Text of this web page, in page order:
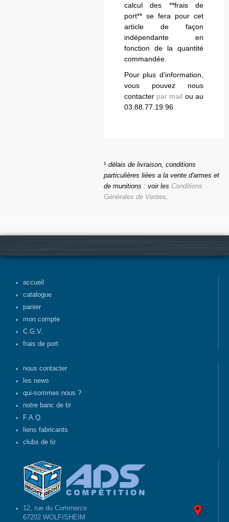
calcul des **frais de
port** se fera pour cet
article de façon
indépendante en
fonction de la quantité
commandée.
Pour plus d'information,
vous pouvez nous
contacter par mail ou au
03.88.77.19.96
¹ délais de livraison, conditions
particulières liées a la vente d'armes et
de munitions : voir les Conditions
Générales de Ventes.
accueil
catalogue
panier
mon compte
C.G.V.
frais de port
nous contacter
les news
qui-sommes nous ?
notre banc de tir
F.A.Q.
liens fabricants
clubs de tir
12, rue du Commerce
67202 WOLFISHEIM